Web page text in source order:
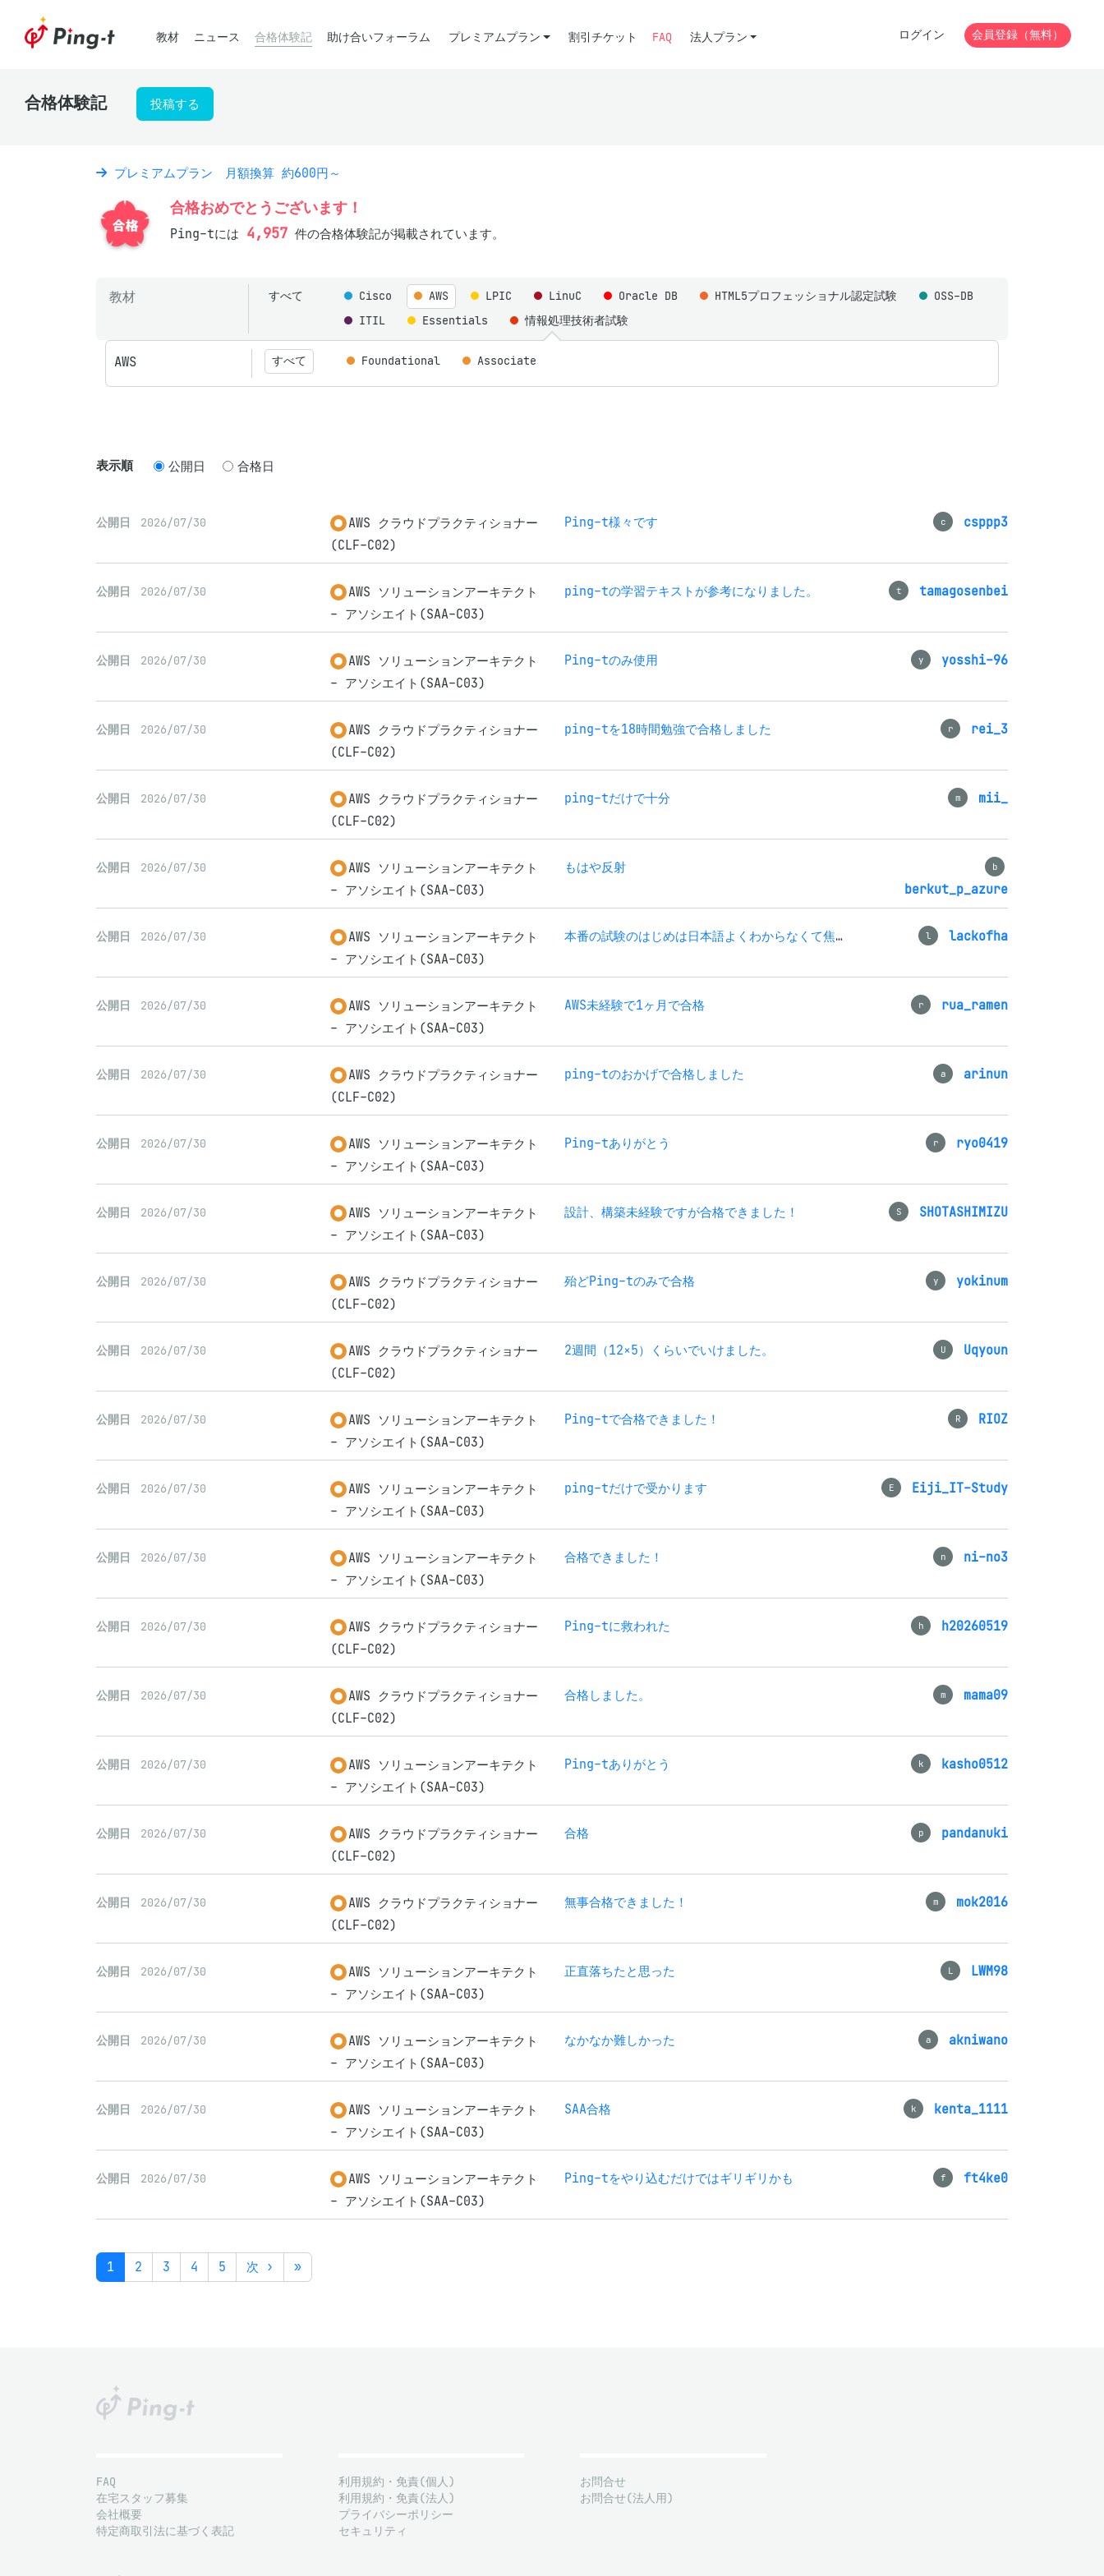
教材 ニュース 合格体験記 助け合いフォーラム プレミアムプラン 割引チケット FAQ 法人プラン ログイン 会員登録（無料）
合格体験記 投稿する
プレミアムプラン 月額換算 約600円～
合格おめでとうございます！
Ping-tには 4,957 件の合格体験記が掲載されています。
教材 すべて Cisco AWS LPIC LinuC Oracle DB HTML5プロフェッショナル認定試験
OSS-DB
ITIL
Essentials 情報処理技術者試験
AWS すべて Foundational Associate
表示順 公開日 合格日
公開日 2026/07/30
AWS クラウドプラクティショナー
(CLF-C02)
Ping-t様々です c csppp3
公開日 2026/07/30
AWS ソリューションアーキテクト
- アソシエイト(SAA-C03)
ping-tの学習テキストが参考になりました。 t tamagosenbei
公開日 2026/07/30
AWS ソリューションアーキテクト
- アソシエイト(SAA-C03)
Ping-tのみ使用 y yosshi-96
公開日 2026/07/30
AWS クラウドプラクティショナー
(CLF-C02)
ping-tを18時間勉強で合格しました r rei_3
公開日 2026/07/30
AWS クラウドプラクティショナー
(CLF-C02)
ping-tだけで十分 m mii_
公開日 2026/07/30
AWS ソリューションアーキテクト
- アソシエイト(SAA-C03)
もはや反射 b
berkut_p_azure
公開日 2026/07/30
AWS ソリューションアーキテクト
- アソシエイト(SAA-C03)
本番の試験のはじめは日本語よくわからなくて焦りました l lackofha
公開日 2026/07/30
AWS ソリューションアーキテクト
- アソシエイト(SAA-C03)
AWS未経験で1ヶ月で合格 r rua_ramen
公開日 2026/07/30
AWS クラウドプラクティショナー
(CLF-C02)
ping-tのおかげで合格しました a arinun
公開日 2026/07/30
AWS ソリューションアーキテクト
- アソシエイト(SAA-C03)
Ping-tありがとう r ryo0419
公開日 2026/07/30
AWS ソリューションアーキテクト
- アソシエイト(SAA-C03)
設計、構築未経験ですが合格できました！ S SHOTASHIMIZU
公開日 2026/07/30
AWS クラウドプラクティショナー
(CLF-C02)
殆どPing-tのみで合格 y yokinum
公開日 2026/07/30
AWS クラウドプラクティショナー
(CLF-C02)
2週間（12×5）くらいでいけました。 U Uqyoun
公開日 2026/07/30
AWS ソリューションアーキテクト
- アソシエイト(SAA-C03)
Ping-tで合格できました！ R RIOZ
公開日 2026/07/30
AWS ソリューションアーキテクト
- アソシエイト(SAA-C03)
ping-tだけで受かります E Eiji_IT-Study
公開日 2026/07/30
AWS ソリューションアーキテクト
- アソシエイト(SAA-C03)
合格できました！ n ni-no3
公開日 2026/07/30
AWS クラウドプラクティショナー
(CLF-C02)
Ping-tに救われた h h20260519
公開日 2026/07/30
AWS クラウドプラクティショナー
(CLF-C02)
合格しました。 m mama09
公開日 2026/07/30
AWS ソリューションアーキテクト
- アソシエイト(SAA-C03)
Ping-tありがとう k kasho0512
公開日 2026/07/30
AWS クラウドプラクティショナー
(CLF-C02)
合格 p pandanuki
公開日 2026/07/30
AWS クラウドプラクティショナー
(CLF-C02)
無事合格できました！ m mok2016
公開日 2026/07/30
AWS ソリューションアーキテクト
- アソシエイト(SAA-C03)
正直落ちたと思った L LWM98
公開日 2026/07/30
AWS ソリューションアーキテクト
- アソシエイト(SAA-C03)
なかなか難しかった a akniwano
公開日 2026/07/30
AWS ソリューションアーキテクト
- アソシエイト(SAA-C03)
SAA合格 k kenta_1111
公開日 2026/07/30
AWS ソリューションアーキテクト
- アソシエイト(SAA-C03)
Ping-tをやり込むだけではギリギリかも f ft4ke0
1 2 3 4 5 次 › »
FAQ
在宅スタッフ募集
会社概要
特定商取引法に基づく表記
利用規約・免責(個人)
利用規約・免責(法人)
プライバシーポリシー
セキュリティ
お問合せ
お問合せ(法人用)